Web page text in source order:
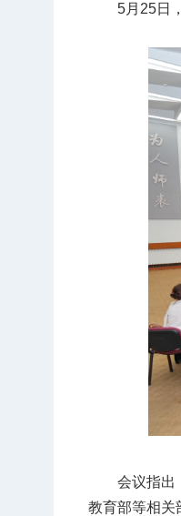
5月25日
会议指出
教育部等相关